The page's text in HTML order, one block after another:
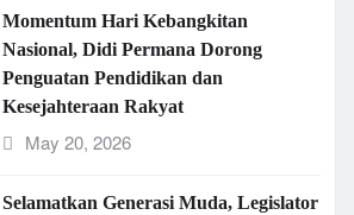
Momentum Hari Kebangkitan
Nasional, Didi Permana Dorong
Penguatan Pendidikan dan
Kesejahteraan Rakyat
May 20, 2026
Selamatkan Generasi Muda, Legislator